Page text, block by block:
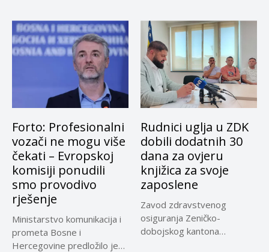
Forto: Profesionalni
vozači ne mogu više
čekati – Evropskoj
komisiji ponudili
smo provodivo
rješenje
Ministarstvo komunikacija i
prometa Bosne i
Hercegovine predložilo je
Rudnici uglja u ZDK
dobili dodatnih 30
dana za ovjeru
knjižica za svoje
zaposlene
Zavod zdravstvenog
osiguranja Zeničko-
dobojskog kantona